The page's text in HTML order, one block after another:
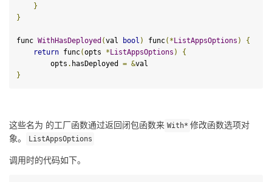
}
}
func WithHasDeployed (val bool ) func( * ListAppsOptions )
{
return func(opts * ListAppsOptions )
{
        opts
. hasDeployed = &
}
这些名为 的工厂函数通过返回闭包函数来 With* 修改函数选项对
象。
ListAppsOptions
调用时的代码如下。